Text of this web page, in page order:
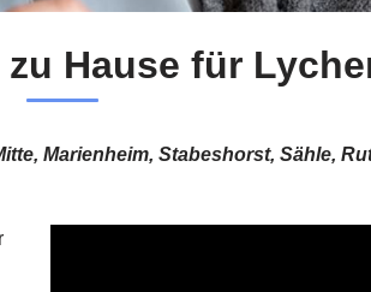
Hause für
Marienheim, Stabeshorst, Sähle,